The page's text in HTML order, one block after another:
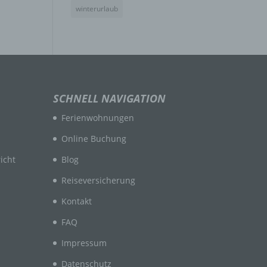
winterurlaub
SCHNELL NAVIGATION
Ferienwohnungen
Online Buchung
Blog
Reiseversicherung
Kontakt
FAQ
Impressum
Datenschutz